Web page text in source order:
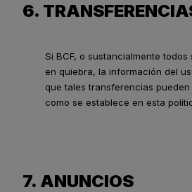
6.
Si BCF, o sustancialmente
en quiebra, la información del
que tales transferencias
como se establece en esta
7. ANUNCIOS